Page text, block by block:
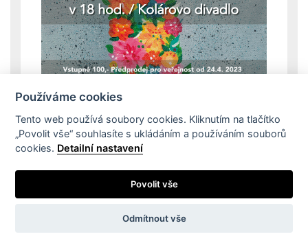
Dokumenty školy
SRPŠ při ZUŠ
Používáme cookies
Tento web používá soubory cookies. Kliknutím na tlačítko
„Povolit vše“ souhlasíte s ukládáním a používáním souborů
cookies. Detailní nastavení
Povolit vše
Odmítnout vše